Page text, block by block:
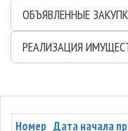
ОБЪЯВЛЕННЫЕ
РЕАЛИЗАЦИЯ
Номер Дата начала